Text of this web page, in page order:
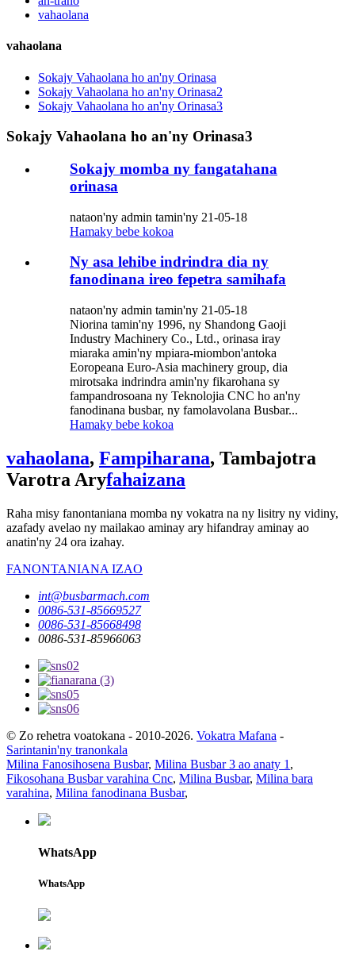
vahaolana
vahaolana
Sokajy Vahaolana ho an'ny Orinasa
Sokajy Vahaolana ho an'ny Orinasa2
Sokajy Vahaolana ho an'ny Orinasa3
Sokajy Vahaolana ho an'ny Orinasa3
Sokajy momba ny fangatahana
orinasa
nataon'ny admin tamin'ny 21-05-18
Hamaky bebe kokoa
Ny asa lehibe indrindra dia ny
fanodinana ireo fepetra samihafa
nataon'ny admin tamin'ny 21-05-18
Niorina tamin'ny 1996, ny Shandong Gaoji
Industry Machinery Co., Ltd., orinasa iray
miaraka amin'ny mpiara-miombon'antoka
Eoropeana Euro-Asia machinery group, dia
mirotsaka indrindra amin'ny fikarohana sy
fampandrosoana ny Teknolojia CNC ho an'ny
fanodinana busbar, ny famolavolana Busbar...
Hamaky bebe kokoa
vahaolana, Fampiharana, Tambajotra
Varotra Aryfahaizana
Raha misy fanontaniana momba ny vokatra na ny lisitry ny vidiny,
azafady avelao ny mailakao aminay ary hifandray aminay ao
anatin'ny 24 ora izahay.
FANONTANIANA IZAO
int@busbarmach.com
0086-531-85669527
0086-531-85668498
0086-531-85966063
© Zo rehetra voatokana - 2010-2026. Vokatra Mafana -
Sarintanin'ny tranonkala
Milina Fanosihosena Busbar, Milina Busbar 3 ao anaty 1 ,
Fikosohana Busbar varahina Cnc, Milina Busbar, Milina bara
varahina, Milina fanodinana Busbar,
WhatsApp
WhatsApp